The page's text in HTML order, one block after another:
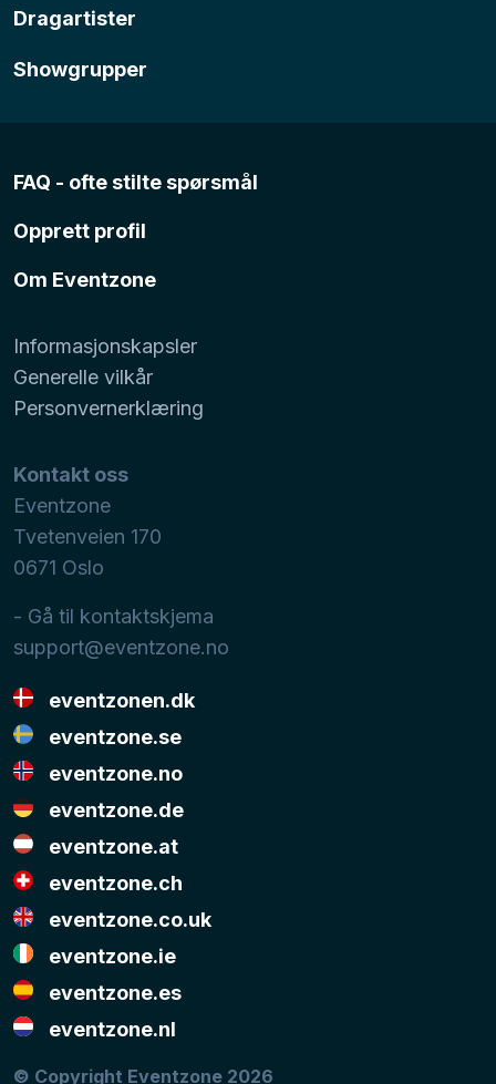
Dragartister
Showgrupper
FAQ - ofte stilte spørsmål
Opprett profil
Om Eventzone
Informasjonskapsler
Generelle vilkår
Personvernerklæring
Kontakt oss
Eventzone
Tvetenveien 170
0671 Oslo
- Gå til kontaktskjema
support@eventzone.no
eventzonen.dk
eventzone.se
eventzone.no
eventzone.de
eventzone.at
eventzone.ch
eventzone.co.uk
eventzone.ie
eventzone.es
eventzone.nl
© Copyright Eventzone 2026